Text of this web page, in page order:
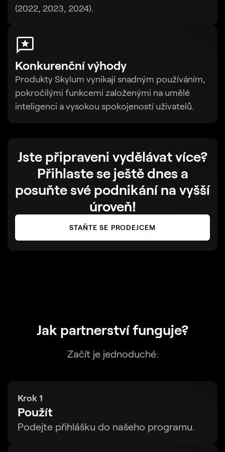
(2022, 2023, 2024).
Konkurenční výhody
Produkty Skylum vynikají snadným používáním,
pokročilými funkcemi založenými na umělé
inteligenci a vysokou spokojeností uživatelů.
Jste připraveni vydělávat více?
Přihlaste se ještě dnes a
posuňte své podnikání na vyšší
úroveň!
STAŇTE SE PRODEJCEM
Jak partnerství funguje?
Začít je jednoduché:
Krok 1
Použít
Podejte přihlášku do našeho programu.